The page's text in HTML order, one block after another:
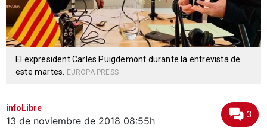
El expresident Carles Puigdemont durante la entrevista de
este martes.
EUROPA PRESS
infoLibre
13 de noviembre de 2018 08:55h
3